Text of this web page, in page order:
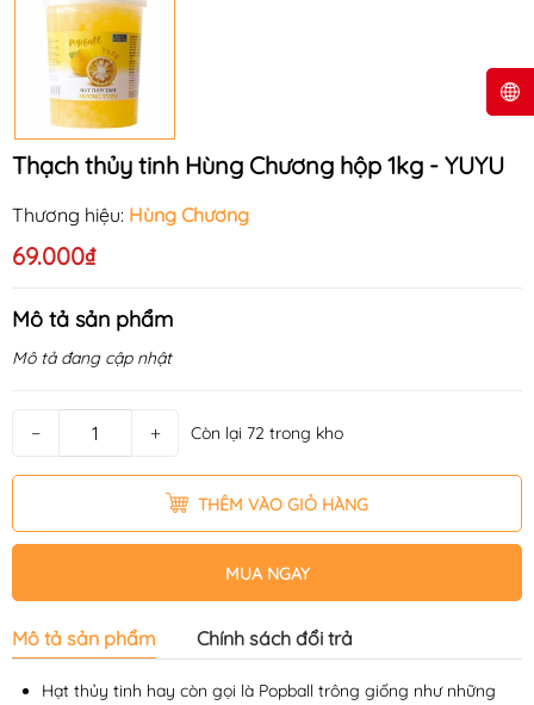
Thạch thủy tinh Hùng Chương hộp 1kg - YUYU
Thương hiệu: Hùng Chương
69.000₫
Mô tả sản phẩm
Mô tả đang cập nhật
− + Còn lại 72 trong kho
THÊM VÀO GIỎ HÀNG
MUA NGAY
Mô tả sản phẩm Chính sách đổi trả
Hạt thủy tinh hay còn gọi là Popball trông giống như những